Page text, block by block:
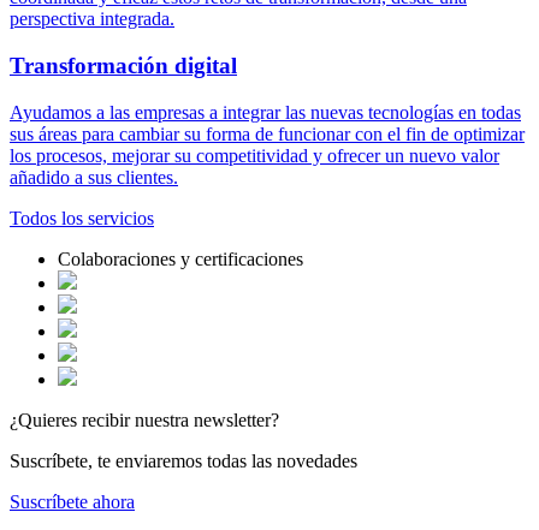
perspectiva integrada.
Transformación digital
Ayudamos a las empresas a integrar las nuevas tecnologías en todas
sus áreas para cambiar su forma de funcionar con el fin de optimizar
los procesos, mejorar su competitividad y ofrecer un nuevo valor
añadido a sus clientes.
Todos los servicios
Colaboraciones y certificaciones
¿Quieres recibir nuestra newsletter?
Suscríbete, te enviaremos todas las novedades
Suscríbete ahora